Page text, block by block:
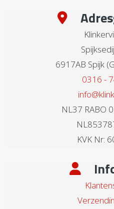
6917AB Spijk
0316 -
NL37 RABO
KVK Nr: